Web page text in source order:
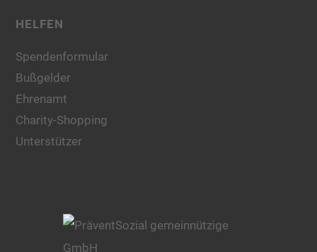
HELFEN
Spendenformular
Bußgelder
Ehrenamt
Charity-Shopping
Unterstützer